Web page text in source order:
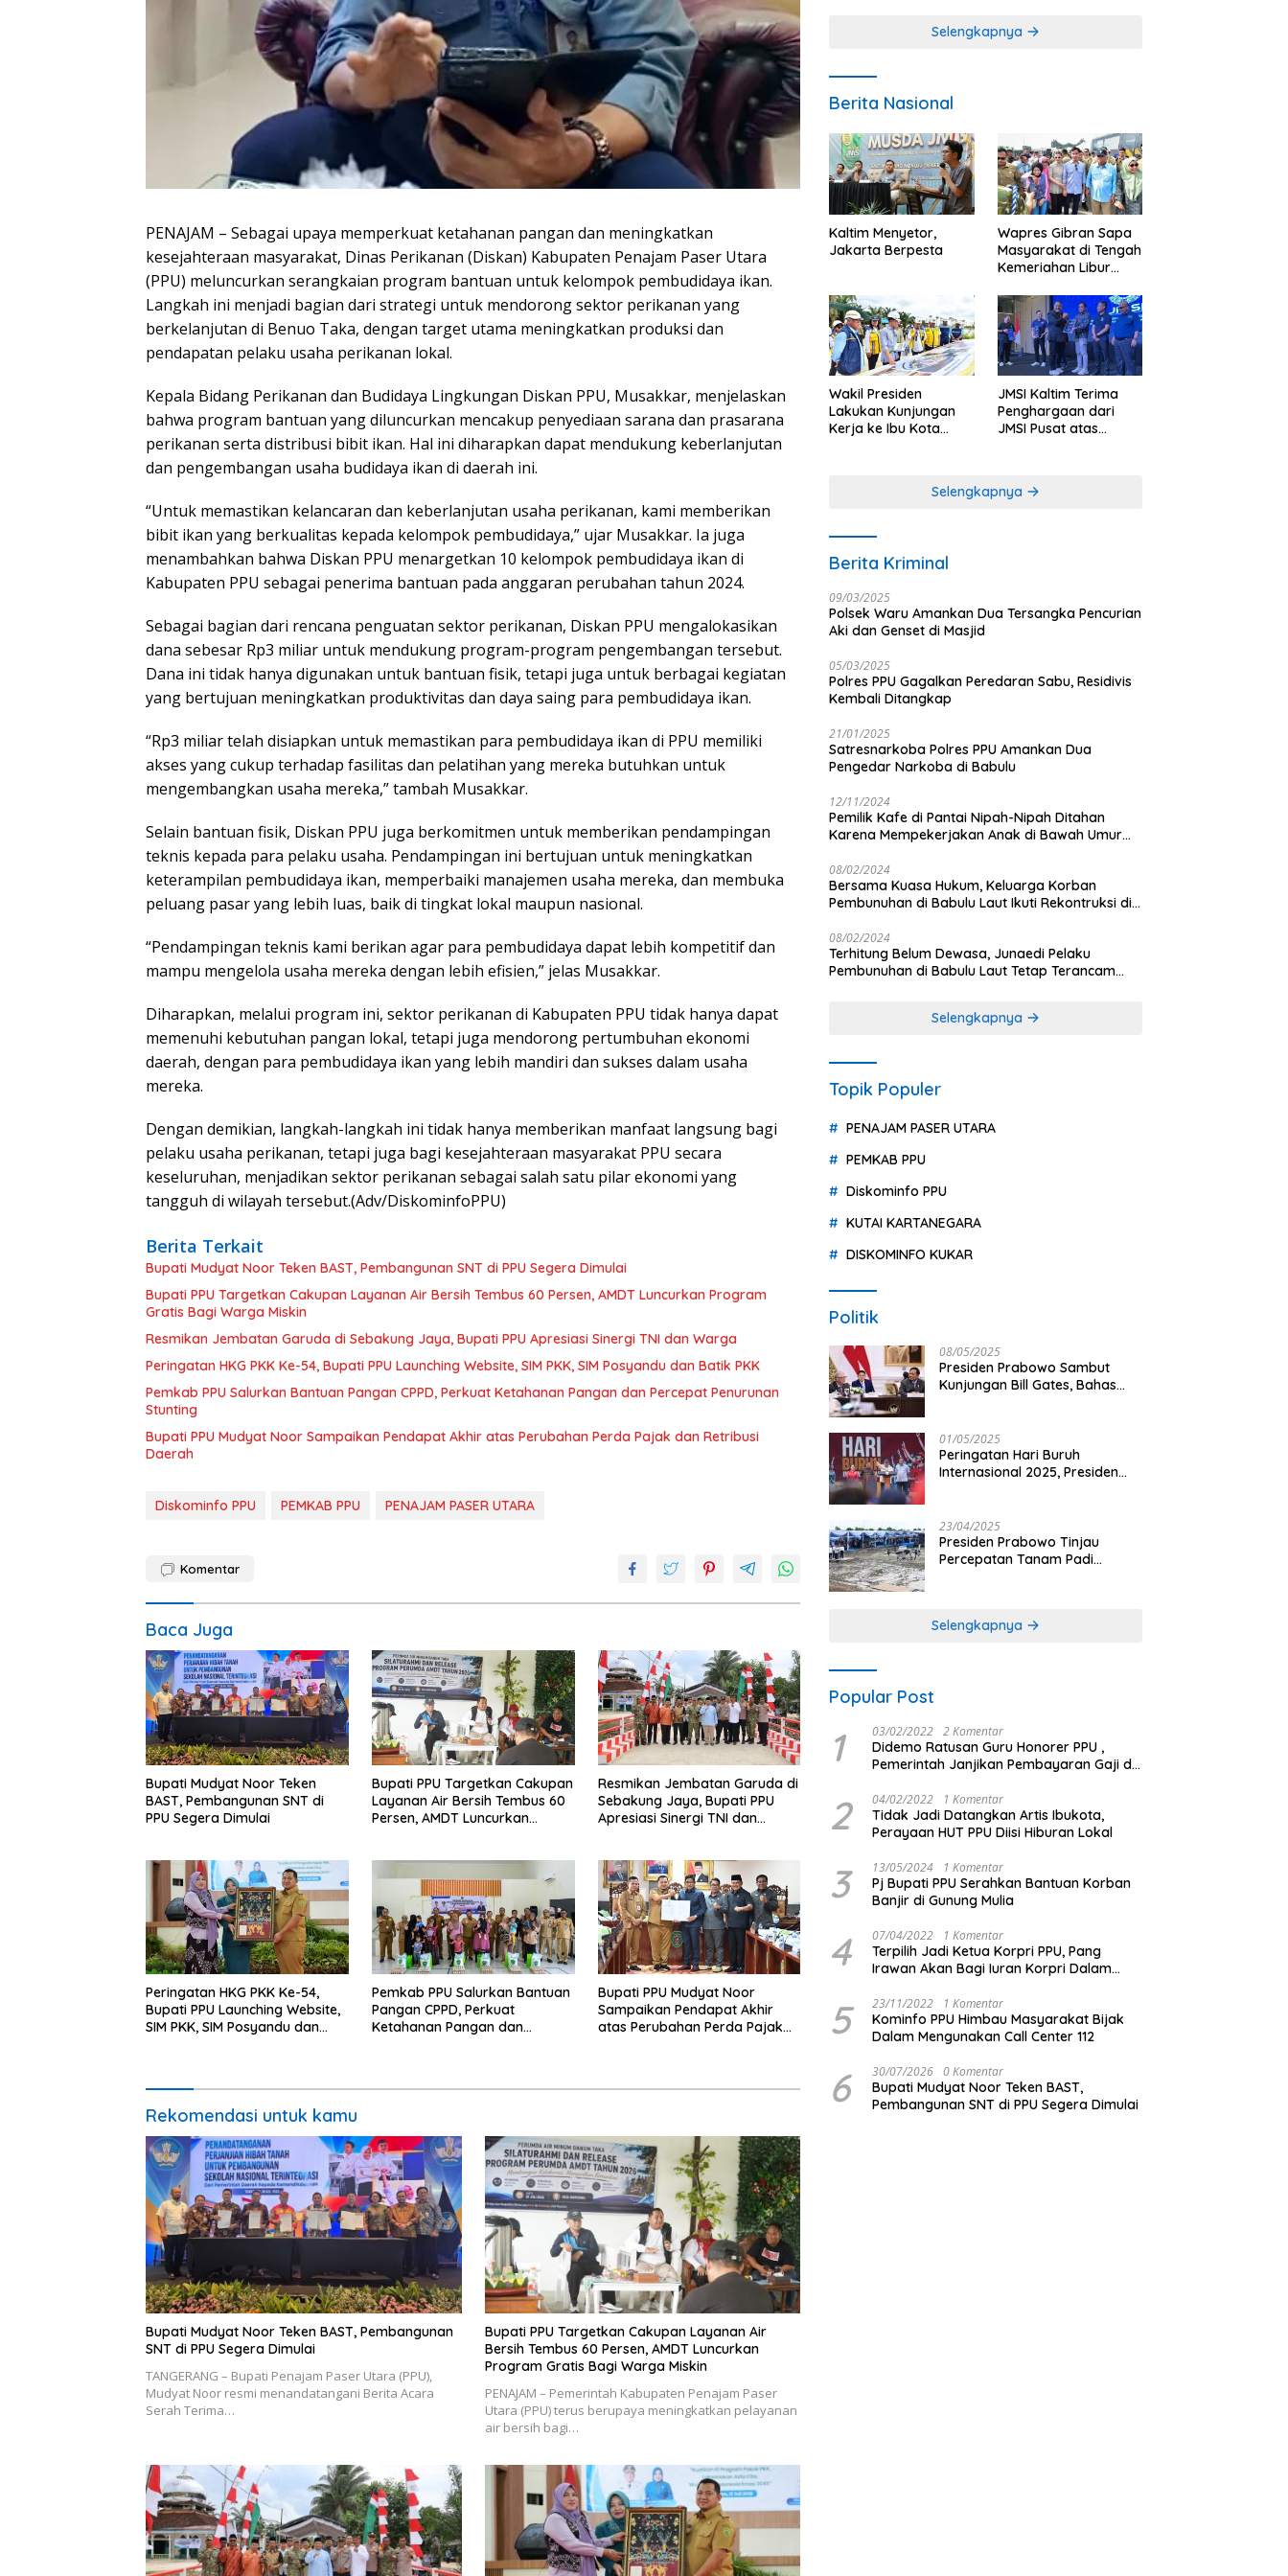
PENAJAM – Sebagai upaya memperkuat ketahanan pangan dan meningkatkan
kesejahteraan masyarakat, Dinas Perikanan (Diskan) Kabupaten Penajam Paser Utara
(PPU) meluncurkan serangkaian program bantuan untuk kelompok pembudidaya ikan.
Langkah ini menjadi bagian dari strategi untuk mendorong sektor perikanan yang
berkelanjutan di Benuo Taka, dengan target utama meningkatkan produksi dan
pendapatan pelaku usaha perikanan lokal.
Kepala Bidang Perikanan dan Budidaya Lingkungan Diskan PPU, Musakkar, menjelaskan
bahwa program bantuan yang diluncurkan mencakup penyediaan sarana dan prasarana
perikanan serta distribusi bibit ikan. Hal ini diharapkan dapat mendukung keberlanjutan
dan pengembangan usaha budidaya ikan di daerah ini.
“Untuk memastikan kelancaran dan keberlanjutan usaha perikanan, kami memberikan
bibit ikan yang berkualitas kepada kelompok pembudidaya,” ujar Musakkar. Ia juga
menambahkan bahwa Diskan PPU menargetkan 10 kelompok pembudidaya ikan di
Kabupaten PPU sebagai penerima bantuan pada anggaran perubahan tahun 2024.
Sebagai bagian dari rencana penguatan sektor perikanan, Diskan PPU mengalokasikan
dana sebesar Rp3 miliar untuk mendukung program-program pengembangan tersebut.
Dana ini tidak hanya digunakan untuk bantuan fisik, tetapi juga untuk berbagai kegiatan
yang bertujuan meningkatkan produktivitas dan daya saing para pembudidaya ikan.
“Rp3 miliar telah disiapkan untuk memastikan para pembudidaya ikan di PPU memiliki
akses yang cukup terhadap fasilitas dan pelatihan yang mereka butuhkan untuk
mengembangkan usaha mereka,” tambah Musakkar.
Selain bantuan fisik, Diskan PPU juga berkomitmen untuk memberikan pendampingan
teknis kepada para pelaku usaha. Pendampingan ini bertujuan untuk meningkatkan
keterampilan pembudidaya ikan, memperbaiki manajemen usaha mereka, dan membuka
peluang pasar yang lebih luas, baik di tingkat lokal maupun nasional.
“Pendampingan teknis kami berikan agar para pembudidaya dapat lebih kompetitif dan
mampu mengelola usaha mereka dengan lebih efisien,” jelas Musakkar.
Diharapkan, melalui program ini, sektor perikanan di Kabupaten PPU tidak hanya dapat
memenuhi kebutuhan pangan lokal, tetapi juga mendorong pertumbuhan ekonomi
daerah, dengan para pembudidaya ikan yang lebih mandiri dan sukses dalam usaha
mereka.
Dengan demikian, langkah-langkah ini tidak hanya memberikan manfaat langsung bagi
pelaku usaha perikanan, tetapi juga bagi kesejahteraan masyarakat PPU secara
keseluruhan, menjadikan sektor perikanan sebagai salah satu pilar ekonomi yang
tangguh di wilayah tersebut.(Adv/DiskominfoPPU)
Berita Terkait
Bupati Mudyat Noor Teken BAST, Pembangunan SNT di PPU Segera Dimulai
Bupati PPU Targetkan Cakupan Layanan Air Bersih Tembus 60 Persen, AMDT Luncurkan Program
Gratis Bagi Warga Miskin
Resmikan Jembatan Garuda di Sebakung Jaya, Bupati PPU Apresiasi Sinergi TNI dan Warga
Peringatan HKG PKK Ke-54, Bupati PPU Launching Website, SIM PKK, SIM Posyandu dan Batik PKK
Pemkab PPU Salurkan Bantuan Pangan CPPD, Perkuat Ketahanan Pangan dan Percepat Penurunan
Stunting
Bupati PPU Mudyat Noor Sampaikan Pendapat Akhir atas Perubahan Perda Pajak dan Retribusi
Daerah
Diskominfo PPU PEMKAB PPU PENAJAM PASER UTARA
Komentar
Baca Juga
Bupati Mudyat Noor Teken
BAST, Pembangunan SNT di
PPU Segera Dimulai
Bupati PPU Targetkan Cakupan
Layanan Air Bersih Tembus 60
Persen, AMDT Luncurkan
Resmikan Jembatan Garuda di
Sebakung Jaya, Bupati PPU
Apresiasi Sinergi TNI dan
Peringatan HKG PKK Ke-54,
Bupati PPU Launching Website,
SIM PKK, SIM Posyandu dan
Pemkab PPU Salurkan Bantuan
Pangan CPPD, Perkuat
Ketahanan Pangan dan
Bupati PPU Mudyat Noor
Sampaikan Pendapat Akhir
atas Perubahan Perda Pajak
Rekomendasi untuk kamu
Bupati Mudyat Noor Teken BAST, Pembangunan
SNT di PPU Segera Dimulai
TANGERANG – Bupati Penajam Paser Utara (PPU),
Mudyat Noor resmi menandatangani Berita Acara
Serah Terima…
Bupati PPU Targetkan Cakupan Layanan Air
Bersih Tembus 60 Persen, AMDT Luncurkan
Program Gratis Bagi Warga Miskin
PENAJAM – Pemerintah Kabupaten Penajam Paser
Utara (PPU) terus berupaya meningkatkan pelayanan
air bersih bagi…
Selengkapnya
Berita Nasional
Kaltim Menyetor,
Jakarta Berpesta
Wapres Gibran Sapa
Masyarakat di Tengah
Kemeriahan Libur
Wakil Presiden
Lakukan Kunjungan
Kerja ke Ibu Kota
JMSI Kaltim Terima
Penghargaan dari
JMSI Pusat atas
Jurnalistik
Selengkapnya
Berita Kriminal
09/03/2025
Polsek Waru Amankan Dua Tersangka Pencurian
Aki dan Genset di Masjid
05/03/2025
Polres PPU Gagalkan Peredaran Sabu, Residivis
Kembali Ditangkap
21/01/2025
Satresnarkoba Polres PPU Amankan Dua
Pengedar Narkoba di Babulu
12/11/2024
Pemilik Kafe di Pantai Nipah-Nipah Ditahan
Karena Mempekerjakan Anak di Bawah Umur
08/02/2024
Bersama Kuasa Hukum, Keluarga Korban
Pembunuhan di Babulu Laut Ikuti Rekontruksi di
08/02/2024
Terhitung Belum Dewasa, Junaedi Pelaku
Pembunuhan di Babulu Laut Tetap Terancam
Selengkapnya
Topik Populer
PENAJAM PASER UTARA
PEMKAB PPU
Diskominfo PPU
KUTAI KARTANEGARA
DISKOMINFO KUKAR
Politik
08/05/2025
Presiden Prabowo Sambut
Kunjungan Bill Gates, Bahas
Pertanian di Indonesia
01/05/2025
Peringatan Hari Buruh
Internasional 2025, Presiden
23/04/2025
Presiden Prabowo Tinjau
Percepatan Tanam Padi
Selengkapnya
Popular Post
1 03/02/2022 2 Komentar
Didemo Ratusan Guru Honorer PPU ,
Pemerintah Janjikan Pembayaran Gaji di
2 04/02/2022 1 Komentar
Tidak Jadi Datangkan Artis Ibukota,
Perayaan HUT PPU Diisi Hiburan Lokal
3 13/05/2024 1 Komentar
Pj Bupati PPU Serahkan Bantuan Korban
Banjir di Gunung Mulia
4 07/04/2022 1 Komentar
Terpilih Jadi Ketua Korpri PPU, Pang
Irawan Akan Bagi Iuran Korpri Dalam
5 23/11/2022 1 Komentar
Kominfo PPU Himbau Masyarakat Bijak
Dalam Mengunakan Call Center 112
6 30/07/2026 0 Komentar
Bupati Mudyat Noor Teken BAST,
Pembangunan SNT di PPU Segera Dimulai